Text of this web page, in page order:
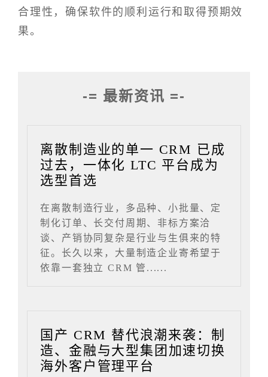
合理性，确保软件的顺利运行和取得预期效
果。
-= 最新资讯 =-
离散制造业的单一 CRM 已成
过去，一体化 LTC 平台成为
选型首选
在离散制造行业，多品种、小批量、定
制化订单、长交付周期、非标方案洽
谈、产销协同复杂是行业与生俱来的特
征。长久以来，大量制造企业寄希望于
依靠一套独立 CRM 管......
国产 CRM 替代浪潮来袭：制
造、金融与大型集团加速切换
海外客户管理平台